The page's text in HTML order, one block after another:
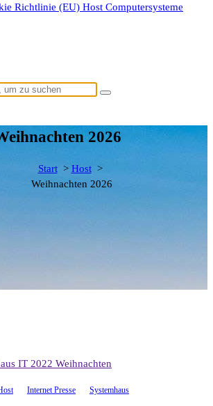
Richtlinie (EU) Host Computersysteme
2026
Start> Host>
Weihnachten 2026
Internet Presse Systemhaus